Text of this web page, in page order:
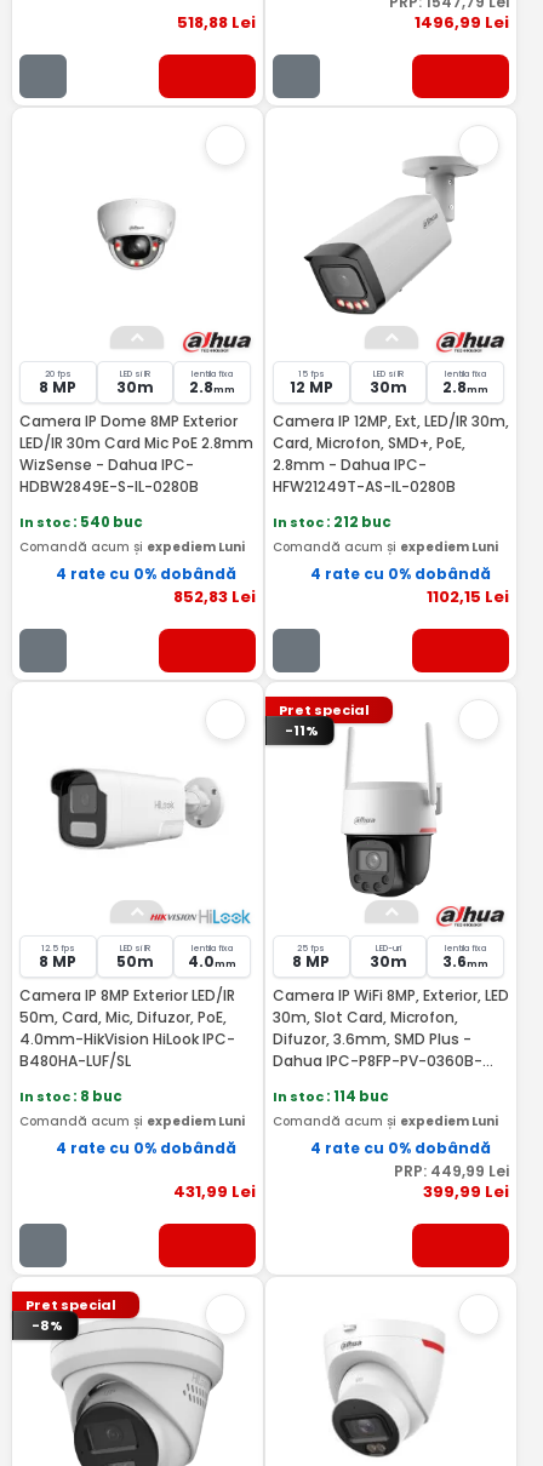
518,88Lei 1496,99 Lei
20 fps
8 MP
LED si IR
30m
lentila fixa
2.8mm
Camera IP Dome 8MP Exterior
LED/IR 30m Card Mic PoE 2.8mm
WizSense - Dahua IPC-
HDBW2849E-S-IL-0280B
In stoc: 540 buc
Comandă acum și expediem Luni
4 rate cu 0% dobândă
852,83Lei
15 fps
12 MP
LED si IR
30m
lentila fixa
2.8mm
Camera IP 12MP, Ext, LED/IR 30m,
Card, Microfon, SMD+, PoE,
2.8mm - Dahua IPC-
HFW21249T-AS-IL-0280B
In stoc: 212 buc
Comandă acum și expediem Luni
4 rate cu 0% dobândă
1102,15 Lei
12.5 fps
8 MP
LED si IR
50m
lentila fixa
4.0mm
Camera IP 8MP Exterior LED/IR
50m, Card, Mic, Difuzor, PoE,
4.0mm-HikVision HiLook IPC-
B480HA-LUF/SL
In stoc: 8 buc
Comandă acum și expediem Luni
4 rate cu 0% dobândă
431,99 Lei
Pret special
-11%
25 fps
8 MP
LED-uri
30m
lentila fixa
3.6mm
Camera IP WiFi 8MP, Exterior, LED
30m, Slot Card, Microfon,
Difuzor, 3.6mm, SMD Plus -
Dahua IPC-P8FP-PV-0360B-
In stoc: 114 buc
Comandă acum și expediem Luni
4 rate cu 0% dobândă
PRP: 449,99 Lei
399,99 Lei
Pret special
-8%